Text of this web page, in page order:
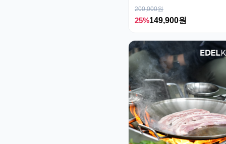
200,000원
25%149,900원